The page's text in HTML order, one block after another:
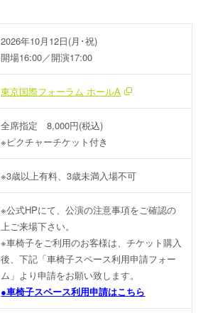
2026年10月12日(月･祝)
開場16:00／開演17:00
東京国際フォーラム ホールA
全席指定 8,000円(税込)
※ピクチャーチケット付き
※3歳以上有料、3歳未満入場不可
※公式HPにて、公演の注意事項をご確認の
上ご来場下さい。
※車椅子をご利用のお客様は、チケット購入
後、下記「車椅子スペース利用申請フォー
ム」より申請をお願い致します。
●車椅子スペース利用申請はこちら